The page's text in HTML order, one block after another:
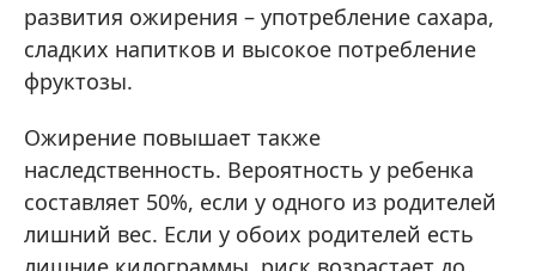
развития ожирения – употребление сахара,
сладких напитков и высокое потребление
фруктозы.
Ожирение повышает также
наследственность. Вероятность у ребенка
составляет 50%, если у одного из родителей
лишний вес. Если у обоих родителей есть